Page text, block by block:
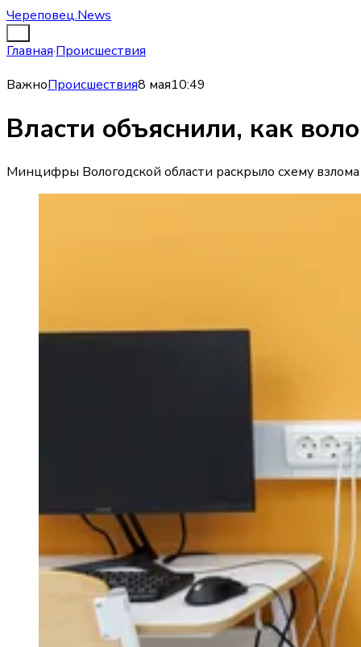
Череповец.News
Главная·Происшествия
ВажноПроисшествия8 мая10:49
Власти объяснили, как
Минцифры Вологодской области раскрыло схему